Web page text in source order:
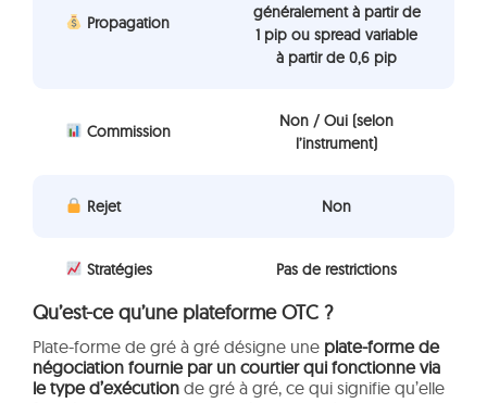
Propagation
généralement à partir de
1 pip ou spread variable
à partir de 0,6 pip
Commission
Non / Oui (selon
l’instrument)
Rejet Non
Stratégies Pas de restrictions
Qu’est-ce qu’une plateforme OTC ?
Plate-forme de gré à gré désigne une plate-forme de
négociation fournie par un courtier qui fonctionne via
le type d’exécution de gré à gré, ce qui signifie qu’elle